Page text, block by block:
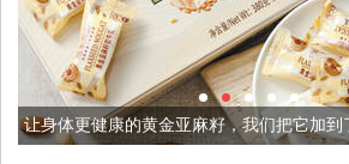
亚麻籽，我们把它加到了牛轧糖里